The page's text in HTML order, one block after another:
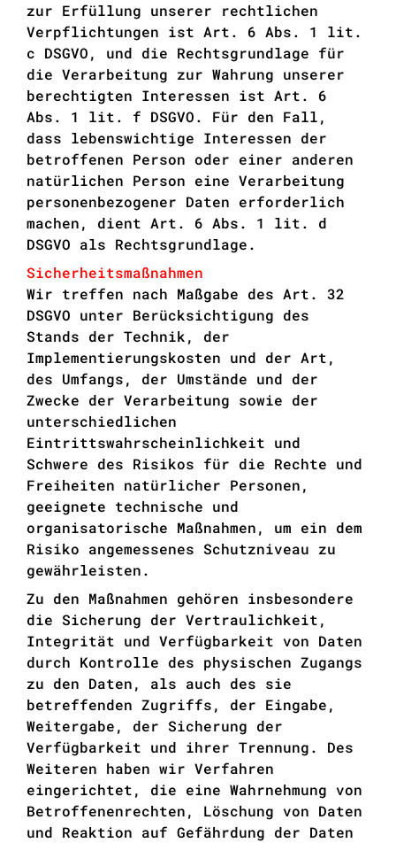
zur Erfüllung unserer rechtlichen
Verpflichtungen ist Art. 6 Abs. 1 lit.
c DSGVO, und die Rechtsgrundlage für
die Verarbeitung zur Wahrung unserer
berechtigten Interessen ist Art. 6
Abs. 1 lit. f DSGVO. Für den Fall,
dass lebenswichtige Interessen der
betroffenen Person oder einer anderen
natürlichen Person eine Verarbeitung
personenbezogener Daten erforderlich
machen, dient Art. 6 Abs. 1 lit. d
DSGVO als Rechtsgrundlage.
Sicherheitsmaßnahmen
Wir treffen nach Maßgabe des Art. 32
DSGVO unter Berücksichtigung des
Stands der Technik, der
Implementierungskosten und der Art,
des Umfangs, der Umstände und der
Zwecke der Verarbeitung sowie der
unterschiedlichen
Eintrittswahrscheinlichkeit und
Schwere des Risikos für die Rechte und
Freiheiten natürlicher Personen,
geeignete technische und
organisatorische Maßnahmen, um ein dem
Risiko angemessenes Schutzniveau zu
gewährleisten.
Zu den Maßnahmen gehören insbesondere
die Sicherung der Vertraulichkeit,
Integrität und Verfügbarkeit von Daten
durch Kontrolle des physischen Zugangs
zu den Daten, als auch des sie
betreffenden Zugriffs, der Eingabe,
Weitergabe, der Sicherung der
Verfügbarkeit und ihrer Trennung. Des
Weiteren haben wir Verfahren
eingerichtet, die eine Wahrnehmung von
Betroffenenrechten, Löschung von Daten
und Reaktion auf Gefährdung der Daten